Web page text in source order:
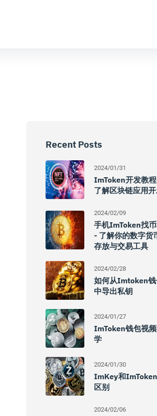
Recent Posts
2024/01/31
ImToken开发教
了解区块链应用
2024/02/09
手机imToken找
- 了解你的数字货
存放与交易工具
2024/02/28
如何从imtoken
中导出私钥
2024/01/27
ImToken钱包视
学
2024/01/30
ImKey和
区别
2024/02/06